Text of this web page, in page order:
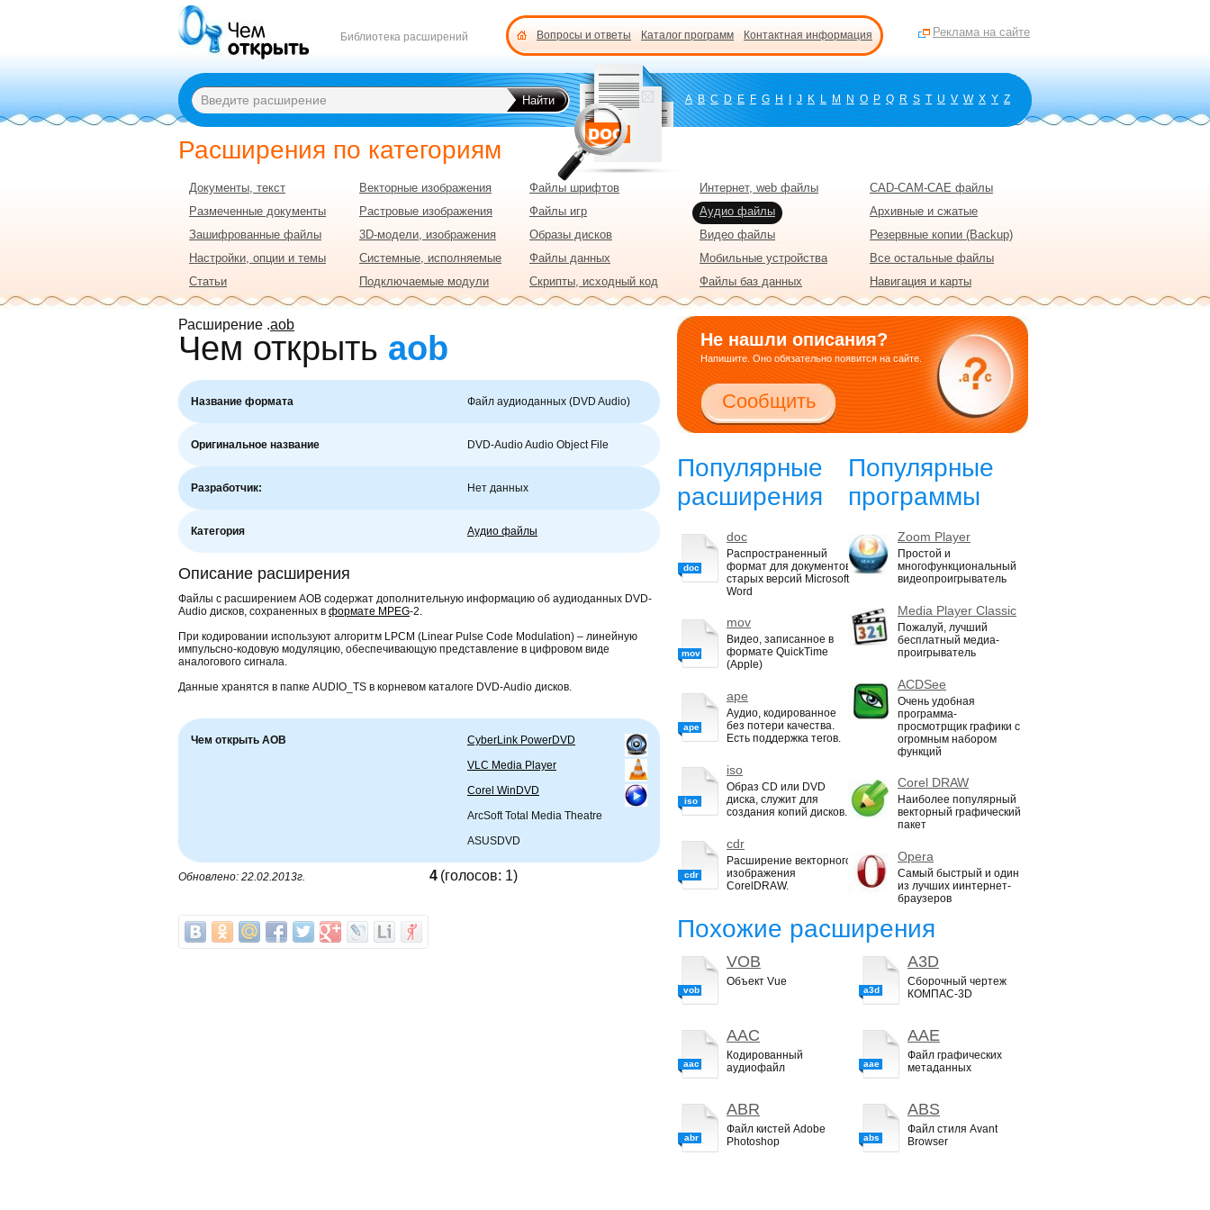
Библиотека расширений Вопросы и ответы Каталог программ Контактная информация Реклама на сайте
A B C D E F G H J K L M N O P Q R S T U V W X Y Z
Расширение .aob
Чем открыть aob
Название формата Файл аудиоданных (DVD Audio)
Оригинальное название DVD-Audio Audio Object File
Разработчик: Нет данных
Категория Аудио файлы
Описание расширения
Файлы с расширением AOB содержат дополнительную информацию об аудиоданных DVD-
Audio дисков, сохраненных в формате MPEG-2.
При кодировании используют алгоритм LPCM (Linear Pulse Code Modulation) – линейную
импульсно-кодовую модуляцию, обеспечивающую представление в цифровом виде
аналогового сигнала.
Данные хранятся в папке AUDIO_TS в корневом каталоге DVD-Audio дисков.
Чем открыть AOB
CyberLink PowerDVD
VLC Media Player
Corel WinDVD
ArcSoft Total Media Theatre
ASUSDVD
Обновлено: 22.02.2013г. 4 (голосов: 1)
Не нашли описания?
Напишите. Оно обязательно появится на сайте.
Сообщить
Популярные
расширения
doc
doc
Распространенный
формат для документов
старых версий Microsoft
Word
mov
mov
Видео, записанное в
формате QuickTime
(Apple)
ape
ape
Аудио, кодированное
без потери качества.
Есть поддержка тегов.
iso
iso
Образ CD или DVD
диска, служит для
создания копий дисков.
cdr
cdr
Расширение векторного
изображения
CorelDRAW.
Популярные
программы
Zoom Player
Простой и
многофункциональный
видеопроигрыватель
Media Player Classic
Пожалуй, лучший
бесплатный медиа-
проигрыватель
ACDSee
Очень удобная
программа-
просмотрщик графики с
огромным набором
функций
Corel DRAW
Наиболее популярный
векторный графический
пакет
Opera
Самый быстрый и один
из лучших иинтернет-
браузеров
Похожие расширения
vob
VOB
Объект Vue
aac
AAC
Кодированный
аудиофайл
abr
ABR
Файл кистей Adobe
Photoshop
a3d
A3D
Сборочный чертеж
КОМПАС-3D
aae
AAE
Файл графических
метаданных
abs
ABS
Файл стиля Avant
Browser
Расширения по категориям
Документы, текст Векторные изображения Файлы шрифтов Интернет, web файлы
CAD-CAM-CAE файлы
Размеченные документы
Растровые изображения Файлы игр Аудио файлы
Архивные и сжатые
Зашифрованные файлы
3D-модели, изображения Образы дисков Видео файлы
Резервные копии (Backup)
Настройки, опции и темы
Системные, исполняемые Файлы данных Мобильные устройства
Все остальные файлы
Статьи
Подключаемые модули Скрипты, исходный код Файлы баз данных Навигация и карты